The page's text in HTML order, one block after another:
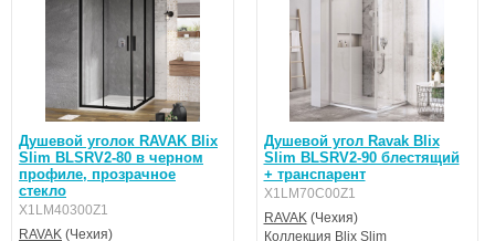
Душевой уголок RAVAK Blix
Slim BLSRV2-80 в черном
профиле, прозрачное
стекло
X1LM40300Z1
RAVAK (Чехия)
Душевой угол Ravak Blix
Slim BLSRV2-90 блестящий
+ транспарент
X1LM70C00Z1
RAVAK(Чехия)
Коллекция Blix Slim